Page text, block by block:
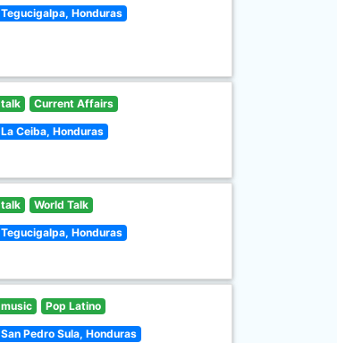
Tegucigalpa, Honduras
talk Current Affairs
La Ceiba, Honduras
talk World Talk
Tegucigalpa, Honduras
music Pop Latino
San Pedro Sula, Honduras